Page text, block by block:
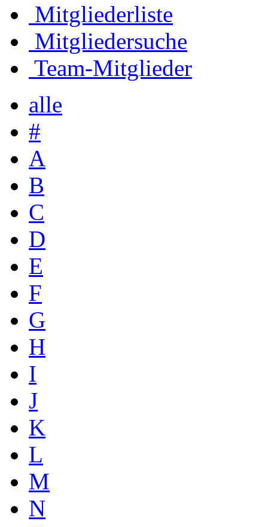
Mitgliederliste
Mitgliedersuche
Team-Mitglieder
alle
#
A
B
C
D
E
F
G
H
I
J
K
L
M
N